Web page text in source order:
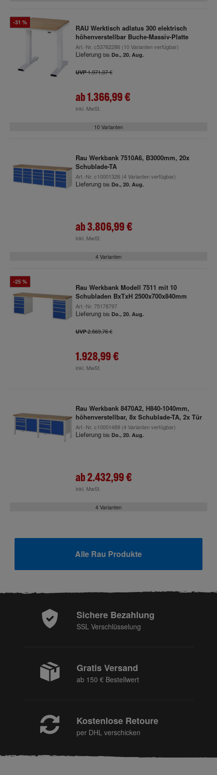
-31 %
RAU Werktisch adlatus 300 elektrisch
höhenverstellbar Buche-Massiv-Platte
Art.-Nr. c53762286(10 Varianten verfügbar)
Lieferung bis Do., 20. Aug.
UVP1.971,07 €
ab1.366,99 €
inkl. MwSt.
10 Varianten
Rau Werkbank 7510A6, B3000mm, 20x
Schublade-TA
Art.-Nr. c10001326(4 Varianten verfügbar)
Lieferung bis Do., 20. Aug.
ab3.806,99 €
inkl. MwSt.
4 Varianten
-25 %
Rau Werkbank Modell 7511 mit 10
Schubladen BxTxH 2500x700x840mm
Art.-Nr. 75178797
Lieferung bis Do., 20. Aug.
UVP2.569,76 €
1.928,99 €
inkl. MwSt.
Rau Werkbank 8470A2, H840-1040mm,
höhenverstellbar, 8x Schublade-TA, 2x Tür
Art.-Nr. c10001489(4 Varianten verfügbar)
Lieferung bis Do., 20. Aug.
ab2.432,99 €
inkl. MwSt.
4 Varianten
Alle Rau Produkte
Sichere Bezahlung
SSL Verschlüsselung
Gratis Versand
ab 150 € Bestellwert
Kostenlose Retoure
per DHL verschicken